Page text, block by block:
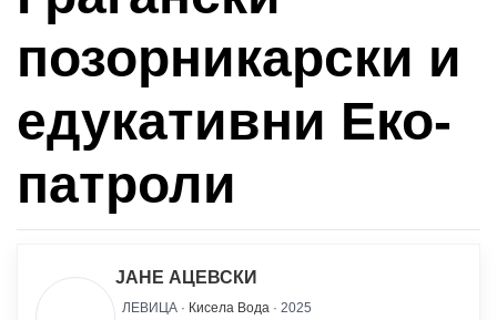
позорникарски и
едукативни Еко-
патроли
ЈАНЕ АЦЕВСКИ
ЛЕВИЦА · Кисела Вода · 2025